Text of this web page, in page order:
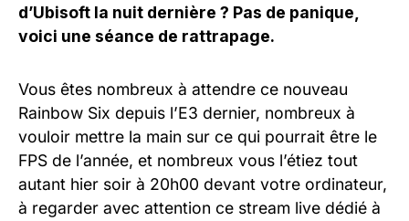
d’Ubisoft la nuit dernière ? Pas de panique,
voici une séance de rattrapage.
Vous êtes nombreux à attendre ce nouveau
Rainbow Six depuis l’E3 dernier, nombreux à
vouloir mettre la main sur ce qui pourrait être le
FPS de l’année, et nombreux vous l’étiez tout
autant hier soir à 20h00 devant votre ordinateur,
à regarder avec attention ce stream live dédié à